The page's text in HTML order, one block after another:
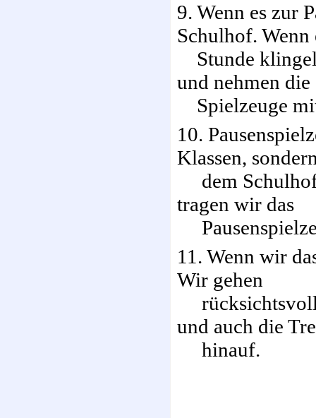
9. Wenn es zur
Schulhof. Wenn
Stunde
und nehmen die
Spielzeuge
10.
Klassen,
dem Schulhof
tragen wir das
11. Wenn wir
Wir gehen
rücksichtsvoll
und auch die
hinauf.